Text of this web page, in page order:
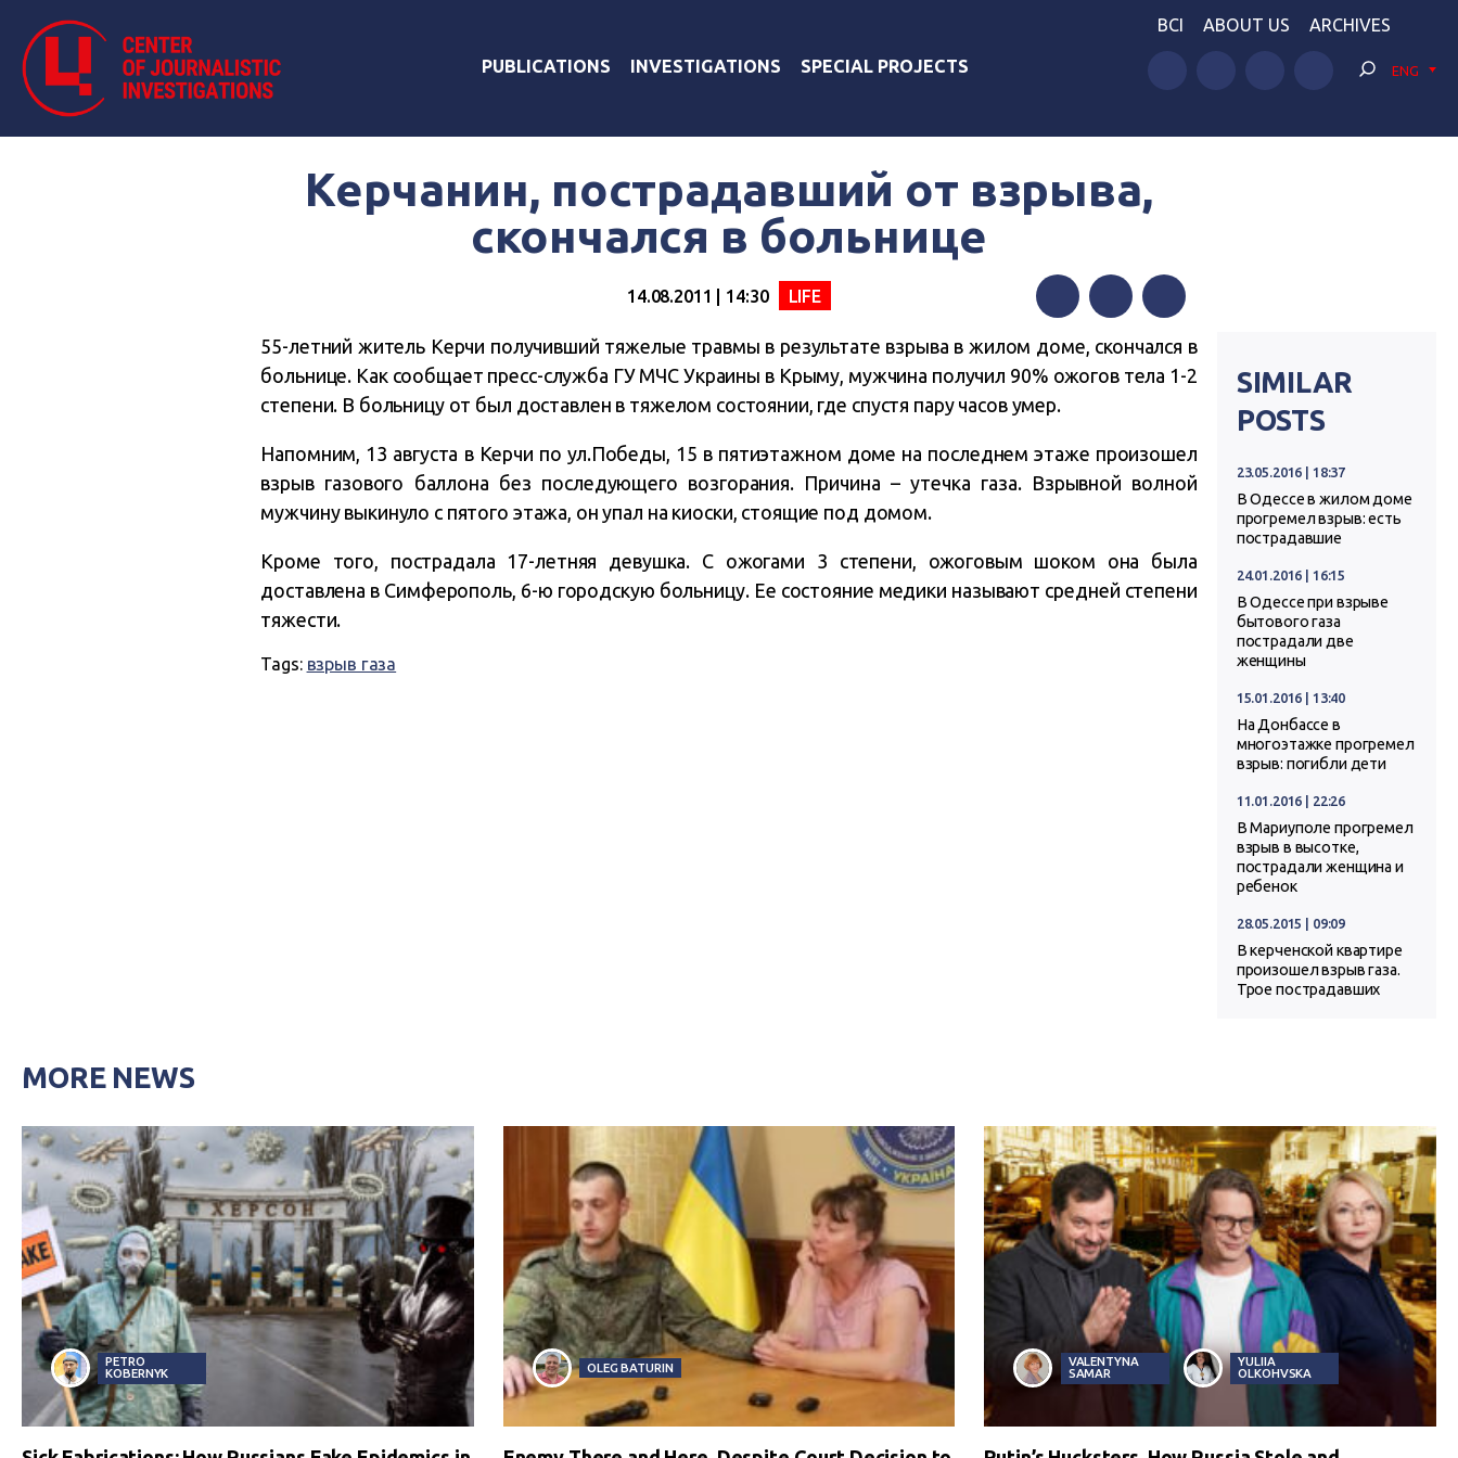
PUBLICATIONS INVESTIGATIONS SPECIAL PROJECTS
BCI ABOUT US ARCHIVES
ENG
Керчанин, пострадавший от взрыва,
скончался в больнице
14.08.2011 | 14:30 LIFE
FacebookTwitterTelegram
55-летний житель Керчи получивший тяжелые травмы в результате взрыва в жилом доме, скончался в
больнице. Как сообщает пресс-служба ГУ МЧС Украины в Крыму, мужчина получил 90% ожогов тела 1-2
степени. В больницу от был доставлен в тяжелом состоянии, где спустя пару часов умер.
Напомним, 13 августа в Керчи по ул.Победы, 15 в пятиэтажном доме на последнем этаже произошел
взрыв газового баллона без последующего возгорания. Причина – утечка газа. Взрывной волной
мужчину выкинуло с пятого этажа, он упал на киоски, стоящие под домом.
Кроме того, пострадала 17-летняя девушка. С ожогами 3 степени, ожоговым шоком она была
доставлена в Симферополь, 6-ю городскую больницу. Ее состояние медики называют средней степени
тяжести.
Tags: взрыв газа
SIMILAR
POSTS
23.05.2016 | 18:37
В Одессе в жилом доме
прогремел взрыв: есть
пострадавшие
24.01.2016 | 16:15
В Одессе при взрыве
бытового газа
пострадали две
женщины
15.01.2016 | 13:40
На Донбассе в
многоэтажке прогремел
взрыв: погибли дети
11.01.2016 | 22:26
В Мариуполе прогремел
взрыв в высотке,
пострадали женщина и
ребенок
28.05.2015 | 09:09
В керченской квартире
произошел взрыв газа.
Трое пострадавших
MORE NEWS
PETRO
KOBERNYK
OLEG BATURIN
VALENTYNA
SAMAR
YULIIA
OLKOHVSKA